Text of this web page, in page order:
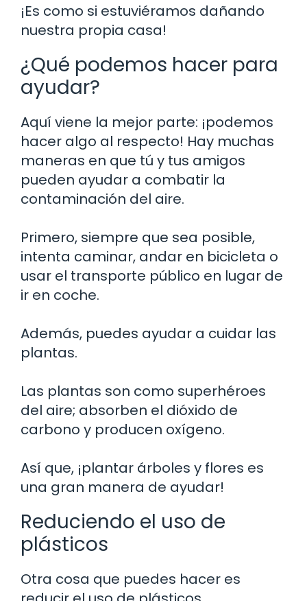
¡Es como si estuviéramos dañando
nuestra propia casa!
¿Qué podemos hacer para
ayudar?
Aquí viene la mejor parte: ¡podemos
hacer algo al respecto! Hay muchas
maneras en que tú y tus amigos
pueden ayudar a combatir la
contaminación del aire.
Primero, siempre que sea posible,
intenta caminar, andar en bicicleta o
usar el transporte público en lugar de
ir en coche.
Además, puedes ayudar a cuidar las
plantas.
Las plantas son como superhéroes
del aire; absorben el dióxido de
carbono y producen oxígeno.
Así que, ¡plantar árboles y flores es
una gran manera de ayudar!
Reduciendo el uso de
plásticos
Otra cosa que puedes hacer es